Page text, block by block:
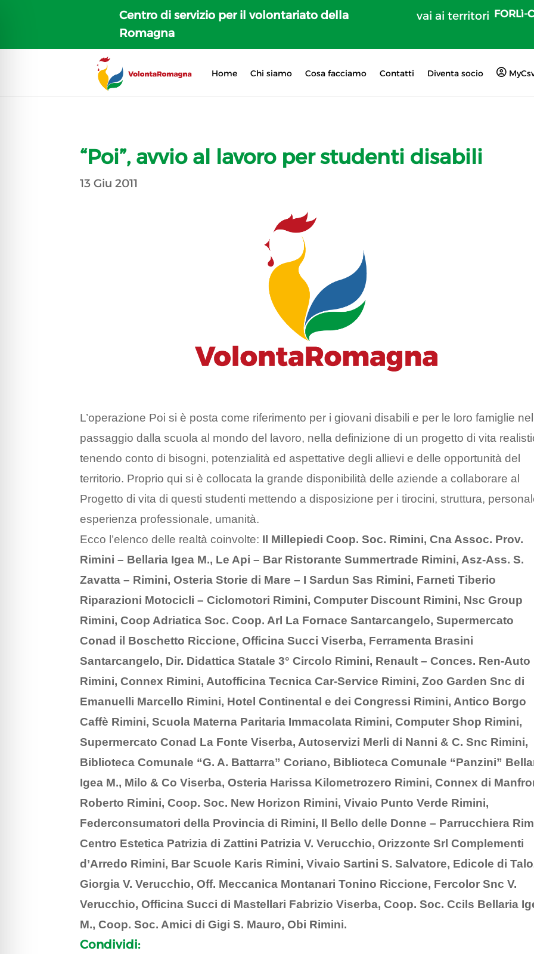
Centro di servizio per il volontariato della
Romagna
vai ai territori FORLì-
Home Chi siamo Cosa facciamo Contatti Diventa socio
“Poi”, avvio al lavoro per studenti disabili
13 Giu 2011
L’operazione Poi si è posta come riferimento per i giovani disabili e per le loro famiglie nel
passaggio dalla scuola al mondo del lavoro, nella definizione di un progetto di vita
tenendo conto di bisogni, potenzialità ed aspettative degli allievi e delle opportunità del
territorio. Proprio qui si è collocata la grande disponibilità delle aziende a collaborare al
Progetto di vita di questi studenti mettendo a disposizione per i tirocini, struttura,
esperienza professionale, umanità.
Ecco l’elenco delle realtà coinvolte: Il Millepiedi Coop. Soc. Rimini, Cna Assoc. Prov.
Rimini – Bellaria Igea M., Le Api – Bar Ristorante Summertrade Rimini, Asz-Ass. S.
Zavatta – Rimini, Osteria Storie di Mare – I Sardun Sas Rimini, Farneti Tiberio
Riparazioni Motocicli – Ciclomotori Rimini, Computer Discount Rimini, Nsc Group
Rimini, Coop Adriatica Soc. Coop. Arl La Fornace Santarcangelo, Supermercato
Conad il Boschetto Riccione, Officina Succi Viserba, Ferramenta Brasini
Santarcangelo, Dir. Didattica Statale 3° Circolo Rimini, Renault – Conces. Ren-Auto
Rimini, Connex Rimini, Autofficina Tecnica Car-Service Rimini, Zoo Garden Snc di
Emanuelli Marcello Rimini, Hotel Continental e dei Congressi Rimini, Antico Borgo
Caffè Rimini, Scuola Materna Paritaria Immacolata Rimini, Computer Shop Rimini,
Supermercato Conad La Fonte Viserba, Autoservizi Merli di Nanni & C. Snc Rimini,
Biblioteca Comunale “G. A. Battarra” Coriano, Biblioteca Comunale “Panzini”
Igea M., Milo & Co Viserba, Osteria Harissa Kilometrozero Rimini, Connex di
Roberto Rimini, Coop. Soc. New Horizon Rimini, Vivaio Punto Verde Rimini,
Federconsumatori della Provincia di Rimini, Il Bello delle Donne – Parrucchiera
Centro Estetica Patrizia di Zattini Patrizia V. Verucchio, Orizzonte Srl Complementi
d’Arredo Rimini, Bar Scuole Karis Rimini, Vivaio Sartini S. Salvatore, Edicole di
Giorgia V. Verucchio, Off. Meccanica Montanari Tonino Riccione, Fercolor Snc V.
Verucchio, Officina Succi di Mastellari Fabrizio Viserba, Coop. Soc. Ccils Bellaria
M., Coop. Soc. Amici di Gigi S. Mauro, Obi Rimini.
Condividi: